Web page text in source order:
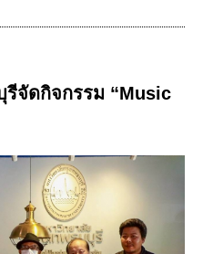
รีจัดกิจกรรม “Music